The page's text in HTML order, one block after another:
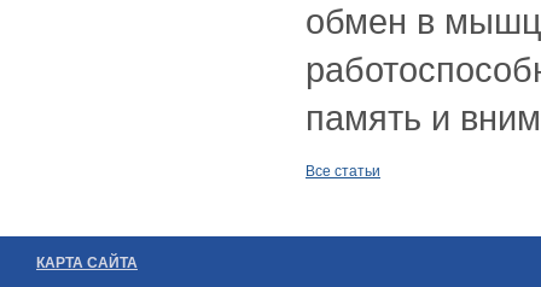
обмен в
память и
Все статьи
КАРТА САЙТА